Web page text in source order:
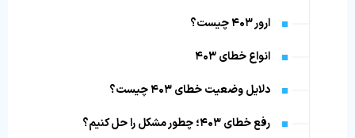
ارور ۴۰۳ چیست؟
انواع خطای ۴۰۳
دلایل وضعیت خطای ۴۰۳ چیست؟
رفع خطای ۴۰۳؛ چطور مشکل را حل کنیم؟